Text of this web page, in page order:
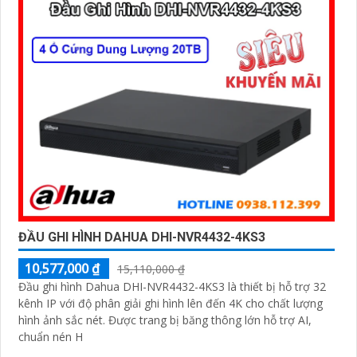
ĐẦU GHI HÌNH DAHUA DHI-NVR4432-4KS3
10,577,000 ₫
15,110,000 ₫
Đầu ghi hình Dahua DHI-NVR4432-4KS3 là thiết bị hỗ trợ 32
kênh IP với độ phân giải ghi hình lên đến 4K cho chất lượng
hình ảnh sắc nét. Được trang bị băng thông lớn hỗ trợ AI,
chuẩn nén H